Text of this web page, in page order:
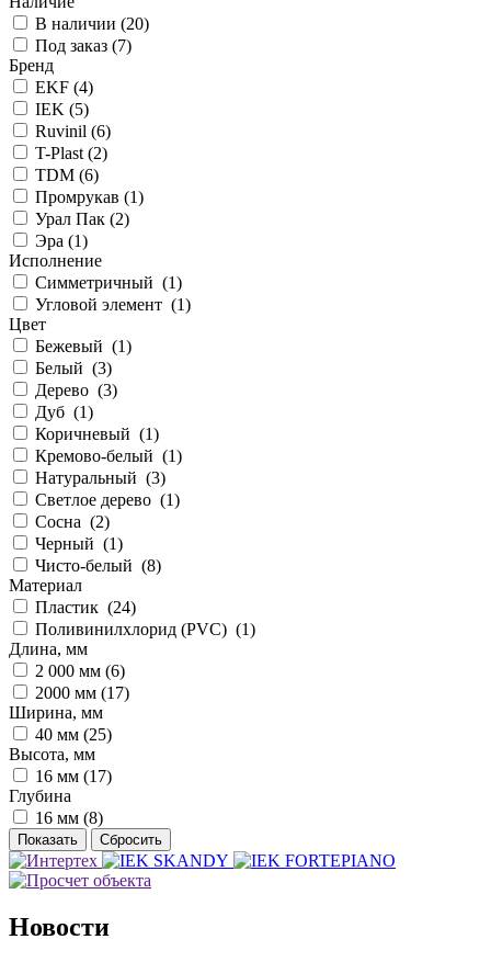
В наличии (20)
Под заказ (7)
Бренд
EKF (4)
IEK (5)
Ruvinil (6)
T-Plast (2)
TDM (6)
Промрукав (1)
Урал Пак (2)
Эра (1)
Исполнение
Симметричный (1)
Угловой элемент (1)
Цвет
Бежевый (1)
Белый (3)
Дерево (3)
Дуб (1)
Коричневый (1)
Кремово-белый (1)
Натуральный (3)
Светлое дерево (1)
Сосна (2)
Черный (1)
Чисто-белый (8)
Материал
Пластик (24)
Поливинилхлорид (PVC) (1)
Длина, мм
2 000 мм (6)
2000 мм (17)
Ширина, мм
40 мм (25)
Высота, мм
16 мм (17)
Глубина
16 мм (8)
Новости